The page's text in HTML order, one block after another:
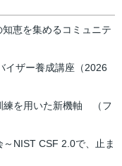
恵を集めるコミュニテ
イザー養成講座（2026
練を用いた新機軸 （フ
NIST CSF 2.0で、止ま